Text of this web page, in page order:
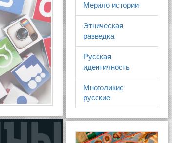
Мерило истории
Этническая
разведка
Русская
идентичность
Многоликие
русские